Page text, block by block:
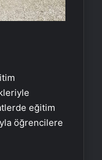
eğitim
öğrencilere
En Uygun